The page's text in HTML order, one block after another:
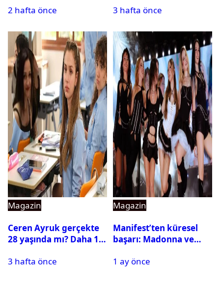
2 hafta önce
3 hafta önce
Magazin
Ceren Ayruk gerçekte
28 yaşında mı? Daha 17
3 hafta önce
Magazin
Manifest’ten küresel
başarı: Madonna ve
bıraktı
1 ay önce